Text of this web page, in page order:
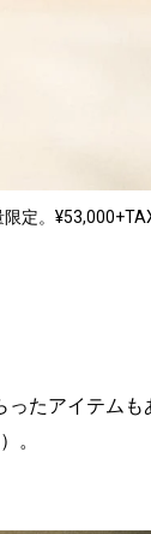
定。
ったアイテムも
。